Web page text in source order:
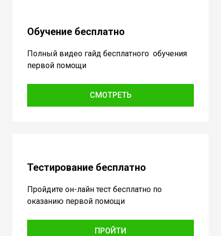
Обучение бесплатно
Полный видео гайд бесплатного обучения
первой помощи
СМОТРЕТЬ
Тестирование бесплатно
Пройдите он-лайн тест бесплатно по
оказанию первой помощи
ПРОЙТИ